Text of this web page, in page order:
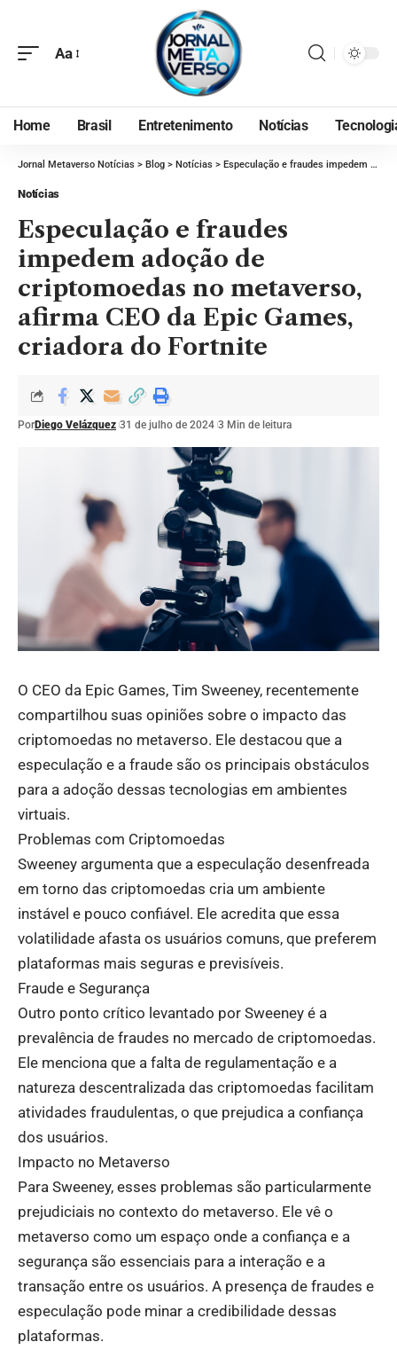
Aa
Home Brasil Entretenimento Notícias
Jornal Metaverso Notícias > Blog > Notícias > Especulação e fraudes impedem adoção de criptomoedas no metaverso, afirma CEO da Epic Games, criadora do Fortnite
Notícias
Especulação e fraudes
impedem adoção de
criptomoedas no metaverso,
afirma CEO da Epic Games,
criadora do Fortnite
PorDiego Velázquez 31 de julho de 2024 3 Min de leitura
O CEO da Epic Games, Tim Sweeney, recentemente
compartilhou suas opiniões sobre o impacto das
criptomoedas no metaverso. Ele destacou que a
especulação e a fraude são os principais obstáculos
para a adoção dessas tecnologias em ambientes
virtuais.
Problemas com Criptomoedas
Sweeney argumenta que a especulação desenfreada
em torno das criptomoedas cria um ambiente
instável e pouco confiável. Ele acredita que essa
volatilidade afasta os usuários comuns, que preferem
plataformas mais seguras e previsíveis.
Fraude e Segurança
Outro ponto crítico levantado por Sweeney é a
prevalência de fraudes no mercado de criptomoedas.
Ele menciona que a falta de regulamentação e a
natureza descentralizada das criptomoedas facilitam
atividades fraudulentas, o que prejudica a confiança
dos usuários.
Impacto no Metaverso
Para Sweeney, esses problemas são particularmente
prejudiciais no contexto do metaverso. Ele vê o
metaverso como um espaço onde a confiança e a
segurança são essenciais para a interação e a
transação entre os usuários. A presença de fraudes e
especulação pode minar a credibilidade dessas
plataformas.